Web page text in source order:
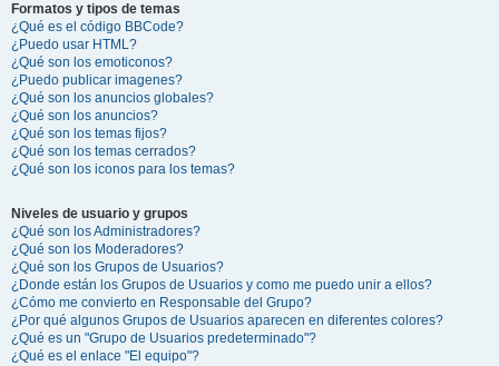
Formatos y tipos de temas
¿Qué es el código BBCode?
¿Puedo usar HTML?
¿Qué son los emoticonos?
¿Puedo publicar imagenes?
¿Qué son los anuncios globales?
¿Qué son los anuncios?
¿Qué son los temas fijos?
¿Qué son los temas cerrados?
¿Qué son los iconos para los temas?
Niveles de usuario y grupos
¿Qué son los Administradores?
¿Qué son los Moderadores?
¿Qué son los Grupos de Usuarios?
¿Donde están los Grupos de Usuarios y como me puedo unir a ellos?
¿Cómo me convierto en Responsable del Grupo?
¿Por qué algunos Grupos de Usuarios aparecen en diferentes colores?
¿Qué es un "Grupo de Usuarios predeterminado"?
¿Qué es el enlace "El equipo"?